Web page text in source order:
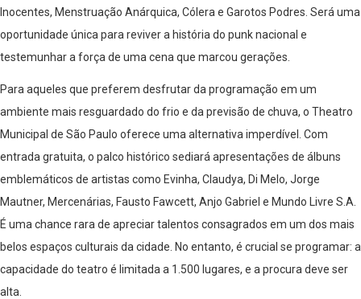
Inocentes, Menstruação Anárquica, Cólera e Garotos Podres. Será uma
oportunidade única para reviver a história do punk nacional e
testemunhar a força de uma cena que marcou gerações.
Para aqueles que preferem desfrutar da programação em um
ambiente mais resguardado do frio e da previsão de chuva, o Theatro
Municipal de São Paulo oferece uma alternativa imperdível. Com
entrada gratuita, o palco histórico sediará apresentações de álbuns
emblemáticos de artistas como Evinha, Claudya, Di Melo, Jorge
Mautner, Mercenárias, Fausto Fawcett, Anjo Gabriel e Mundo Livre S.A.
É uma chance rara de apreciar talentos consagrados em um dos mais
belos espaços culturais da cidade. No entanto, é crucial se programar: a
capacidade do teatro é limitada a 1.500 lugares, e a procura deve ser
alta.